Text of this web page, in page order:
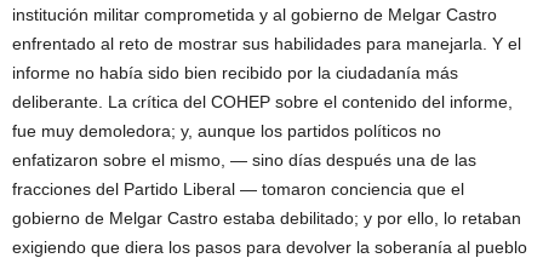
institución militar comprometida y al gobierno de Melgar Castro
enfrentado al reto de mostrar sus habilidades para manejarla. Y el
informe no había sido bien recibido por la ciudadanía más
deliberante. La crítica del COHEP sobre el contenido del informe,
fue muy demoledora; y, aunque los partidos políticos no
enfatizaron sobre el mismo, — sino días después una de las
fracciones del Partido Liberal — tomaron conciencia que el
gobierno de Melgar Castro estaba debilitado; y por ello, lo retaban
exigiendo que diera los pasos para devolver la soberanía al pueblo